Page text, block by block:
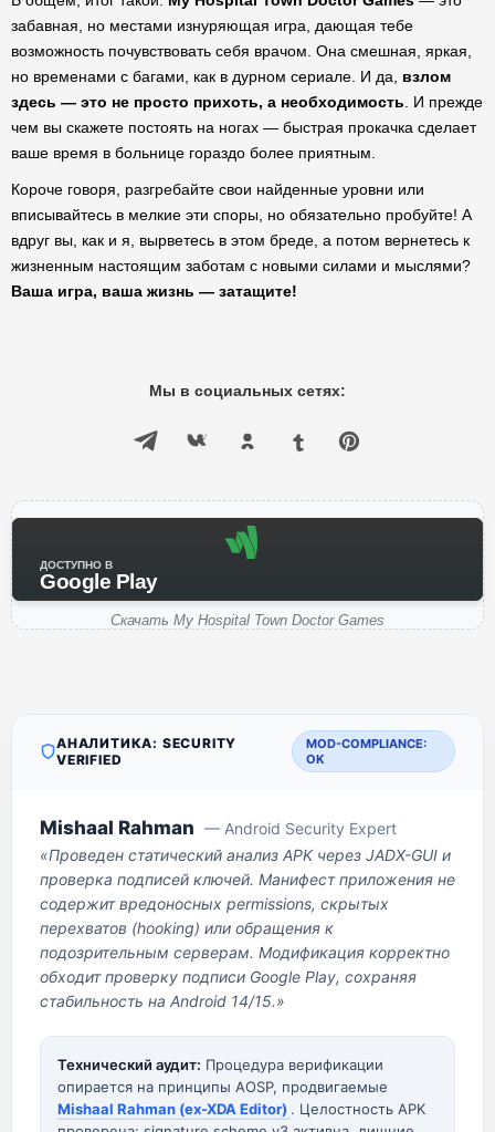
забавная, но местами изнуряющая игра, дающая тебе
возможность почувствовать себя врачом. Она смешная, яркая,
но временами с багами, как в дурном сериале. И да, взлом
здесь — это не просто прихоть, а необходимость . И прежде
чем вы скажете постоять на ногах — быстрая прокачка сделает
ваше время в больнице гораздо более приятным.
Короче говоря, разгребайте свои найденные уровни или
вписывайтесь в мелкие эти споры, но обязательно пробуйте! А
вдруг вы, как и я, вырветесь в этом бреде, а потом вернетесь к
жизненным настоящим заботам с новыми силами и мыслями?
Ваша игра, ваша жизнь — затащите!
Мы в социальных сетях:
ДОСТУПНО В
Google Play
Скачать My Hospital Town Doctor Games
АНАЛИТИКА: SECURITY
VERIFIED
MOD-COMPLIANCE:
OK
Mishaal Rahman — Android Security Expert
«Проведен статический анализ APK через JADX-GUI и
проверка подписей ключей. Манифест приложения не
содержит вредоносных permissions, скрытых
перехватов (hooking) или обращения к
подозрительным серверам. Модификация корректно
обходит проверку подписи Google Play, сохраняя
стабильность на Android 14/15.»
Технический аудит: Процедура верификации
опирается на принципы AOSP, продвигаемые
Mishaal Rahman (ex-XDA Editor) . Целостность APK